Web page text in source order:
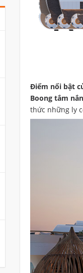
Điểm nổi bật
Boong tắm
thức những ly